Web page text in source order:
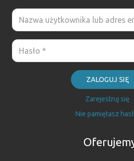
ZALOGUJ SIĘ
Zarejestruj się
Nie pamiętasz